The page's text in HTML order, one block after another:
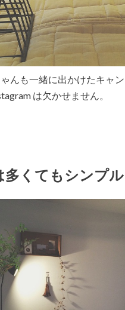
んも一緒に出かけたキャ
は欠かせません。
多くてもシンプ